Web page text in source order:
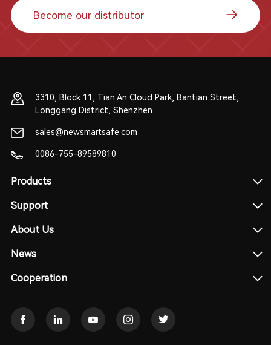
Become our distributor
3310, Block 11, Tian An Cloud Park, Bantian Street,
Longgang District, Shenzhen
sales@newsmartsafe.com
0086-755-89589810
Products
Support
About Us
News
Cooperation